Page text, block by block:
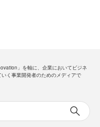
」を軸に、企業においてビジネ
く事業開発者のためのメディアで